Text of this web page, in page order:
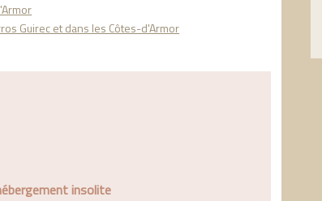
Guirec et dans les Côtes-d'Armor
insolite